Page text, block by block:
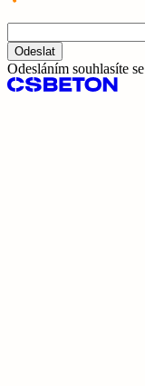
Odeslat
Odesláním souhlasíte se